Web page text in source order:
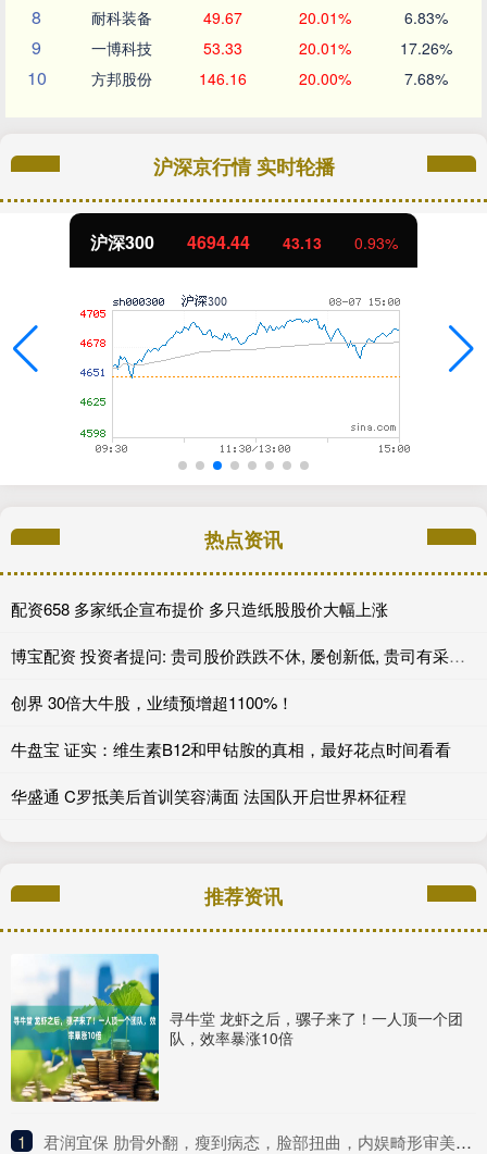
8 耐科装备 49.67 20.01% 6.83%
9 一博科技 53.33 20.01% 17.26%
10 方邦股份 146.16 20.00% 7.68%
沪深京行情 实时轮播
沪深300 4694.44 43.13 0.93%
热点资讯
配资658 多家纸企宣布提价 多只造纸股股价大幅上涨
博宝配资 投资者提问: 贵司股价跌跌不休, 屡创新低, 贵司有采取任何提振股价的措施吗?
创界 30倍大牛股，业绩预增超1100%！
牛盘宝 证实：维生素B12和甲钴胺的真相，最好花点时间看看
华盛通 C罗抵美后首训笑容满面 法国队开启世界杯征程
推荐资讯
寻牛堂 龙虾之后，骡子来了！一人顶一个团
队，效率暴涨10倍
1 ​君润宜保 肋骨外翻，瘦到病态，脸部扭曲，内娱畸形审美什么时候是个头